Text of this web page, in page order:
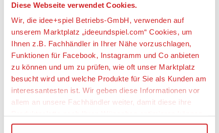
Diese Webseite verwendet Cookies.
Wir, die idee+spiel Betriebs-GmbH, verwenden auf
unserem Marktplatz „ideeundspiel.com“ Cookies, um
Ihnen z.B. Fachhändler in Ihrer Nähe vorzuschlagen,
Funktionen für Facebook, Instagramm und Co anbieten
zu können und um zu prüfen, wie oft unser Marktplatz
besucht wird und welche Produkte für Sie als Kunden am
interessantesten ist. Wir geben diese Informationen vor
allem an unsere Fachhändler weiter, damit diese ihre
Lieferumfang: Ein zufällig ausgewählter Plüschhase,
eine Vorauswahl ist leider nicht möglich. Bild zeigt
eine Variante.
Der weich gefüllte Hase ist aus Acrylplüsch gefertigt.
Er hat braune Kunststoffaugen, und ein weiß
abgesetztes Gesicht. Erhältlich sind die putzigen
Häschen in der Farbe braun/weiß, schwarz/weiß und
hellbraun/weiß.
*Durch den langflorigen Plüsch sind Flusen